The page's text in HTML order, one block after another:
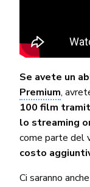
Se avete un
Premium,
100 film
lo streaming
come parte del
costo
Ci saranno